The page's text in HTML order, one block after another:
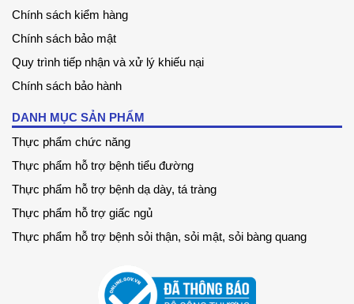
Chính sách kiểm hàng
Chính sách bảo mật
Quy trình tiếp nhận và xử lý khiếu nại
Chính sách bảo hành
DANH MỤC SẢN PHẨM
Thực phẩm chức năng
Thực phẩm hỗ trợ bệnh tiểu đường
Thực phẩm hỗ trợ bệnh dạ dày, tá tràng
Thực phẩm hỗ trợ giấc ngủ
Thực phẩm hỗ trợ bệnh sỏi thận, sỏi mật, sỏi bàng quang